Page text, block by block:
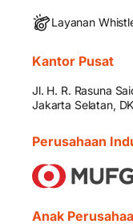
Layanan
Kantor Pusat
Jl. H. R. Rasuna
Jakarta Selatan,
Perusahaan
Anak